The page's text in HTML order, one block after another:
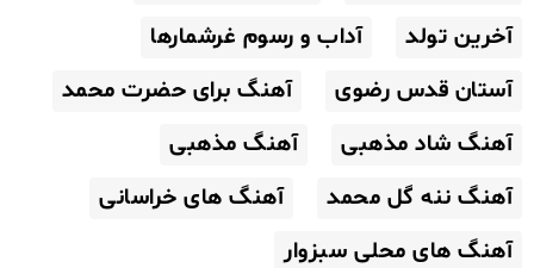
آخرین تولد
آداب و رسوم غرشمارها
آستان قدس رضوی
آهنگ برای حضرت محمد
آهنگ شاد مذهبی
آهنگ مذهبی
آهنگ ننه گل محمد
آهنگ های خراسانی
آهنگ های محلی سبزوار